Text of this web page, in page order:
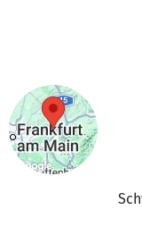
Vielen Dank für
das